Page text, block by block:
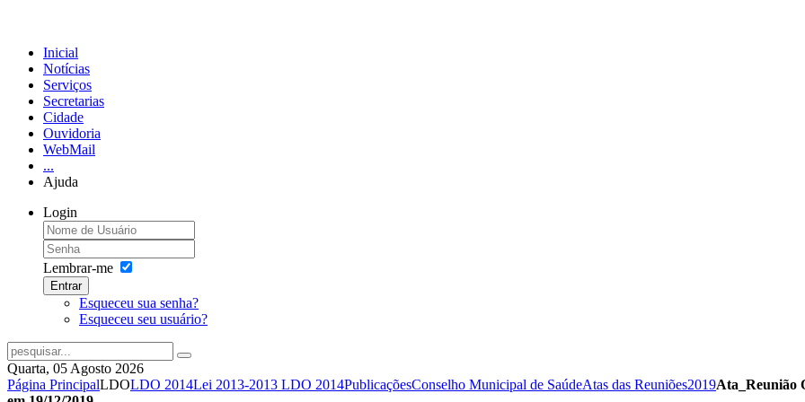
Inicial
Notícias
Serviços
Secretarias
Cidade
Ouvidoria
WebMail
...
Ajuda
Login
Lembrar-me
Entrar
Esqueceu sua senha?
Esqueceu seu usuário?
Quarta, 05 Agosto 2026
Página PrincipalLDOLDO 2014Lei 2013-2013 LDO 2014PublicaçõesConselho Municipal de SaúdeAtas das Reuniões2019Ata_Reunião